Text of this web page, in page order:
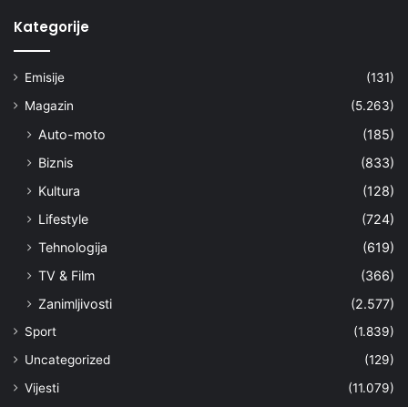
Kategorije
Emisije
(131)
Magazin
(5.263)
Auto-moto
(185)
Biznis
(833)
Kultura
(128)
Lifestyle
(724)
Tehnologija
(619)
TV & Film
(366)
Zanimljivosti
(2.577)
Sport
(1.839)
Uncategorized
(129)
Vijesti
(11.079)